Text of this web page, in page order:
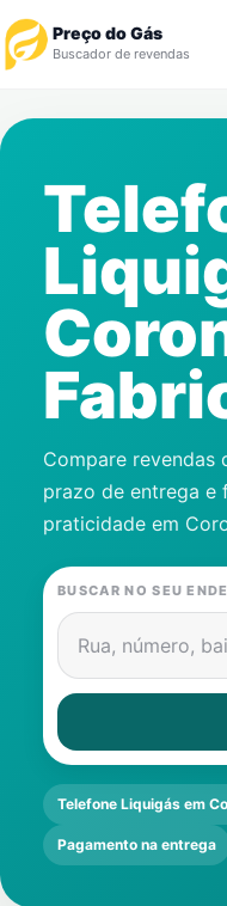
Preço do Gás
Buscador de revendas
Revendedor
Notícias
Cadastre-se
Gás
Compare revendas
prazo de entrega e
praticidade em
BUSCAR NO SEU
Rua, número,
Telefone Liquigás em
Pagamento na entrega